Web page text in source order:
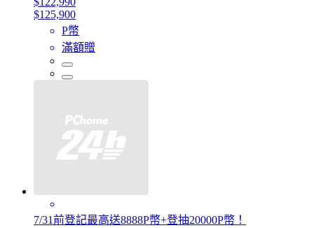
$125,900
P幣
滿額贈
7/31前登記最高送8888P幣+登抽20000P幣！